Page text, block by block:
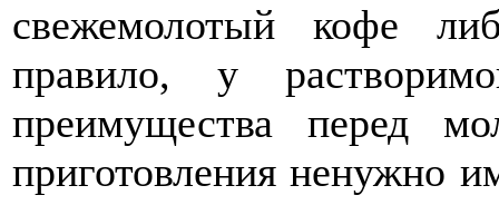
свежемолотый кофе
правило, у
преимущества перед
приготовления ненужно